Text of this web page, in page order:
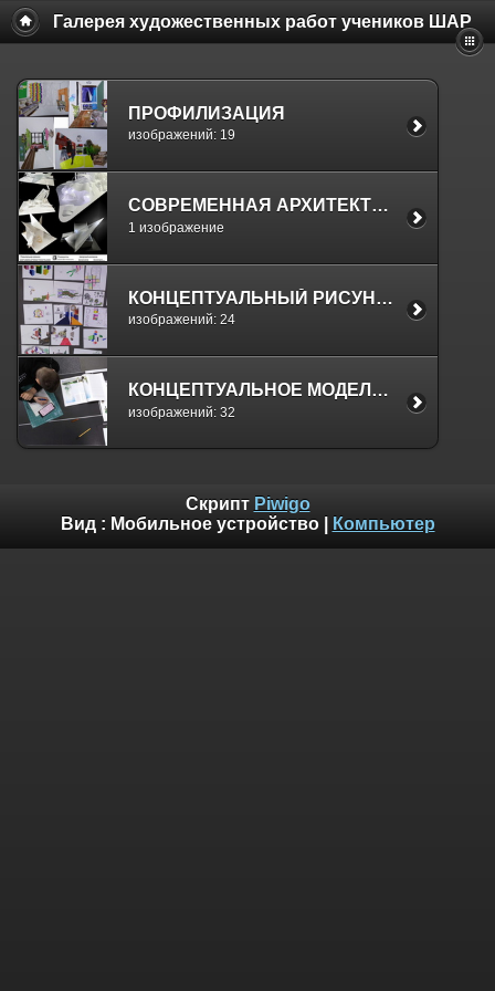
Галерея художественных работ учеников ШАР
ПРОФИЛИЗАЦИЯ
изображений: 19
СОВРЕМЕННАЯ АРХИТЕКТУРА
1 изображение
КОНЦЕПТУАЛЬНЫЙ РИСУНОК
изображений: 24
КОНЦЕПТУАЛЬНОЕ МОДЕЛИРОВАНИЕ
изображений: 32
Скрипт Piwigo
Вид : Мобильное устройство| Компьютер